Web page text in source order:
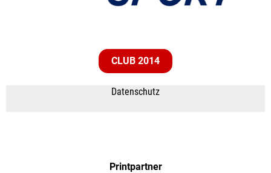
CLUB 2014
Datenschutz
Printpartner